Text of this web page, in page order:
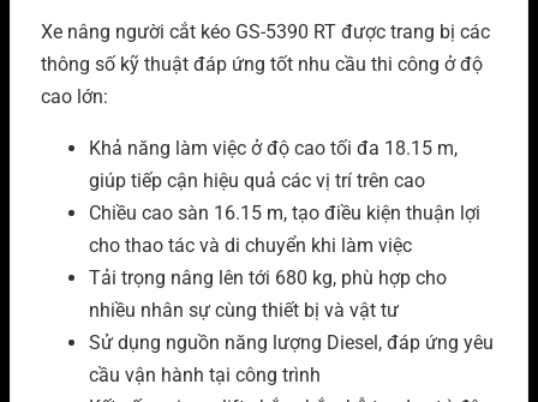
Xe nâng người cắt kéo GS-5390 RT được trang bị các
thông số kỹ thuật đáp ứng tốt nhu cầu thi công ở độ
cao lớn:
Khả năng làm việc ở độ cao tối đa 18.15 m,
giúp tiếp cận hiệu quả các vị trí trên cao
Chiều cao sàn 16.15 m, tạo điều kiện thuận lợi
cho thao tác và di chuyển khi làm việc
Tải trọng nâng lên tới 680 kg, phù hợp cho
nhiều nhân sự cùng thiết bị và vật tư
Sử dụng nguồn năng lượng Diesel, đáp ứng yêu
cầu vận hành tại công trình